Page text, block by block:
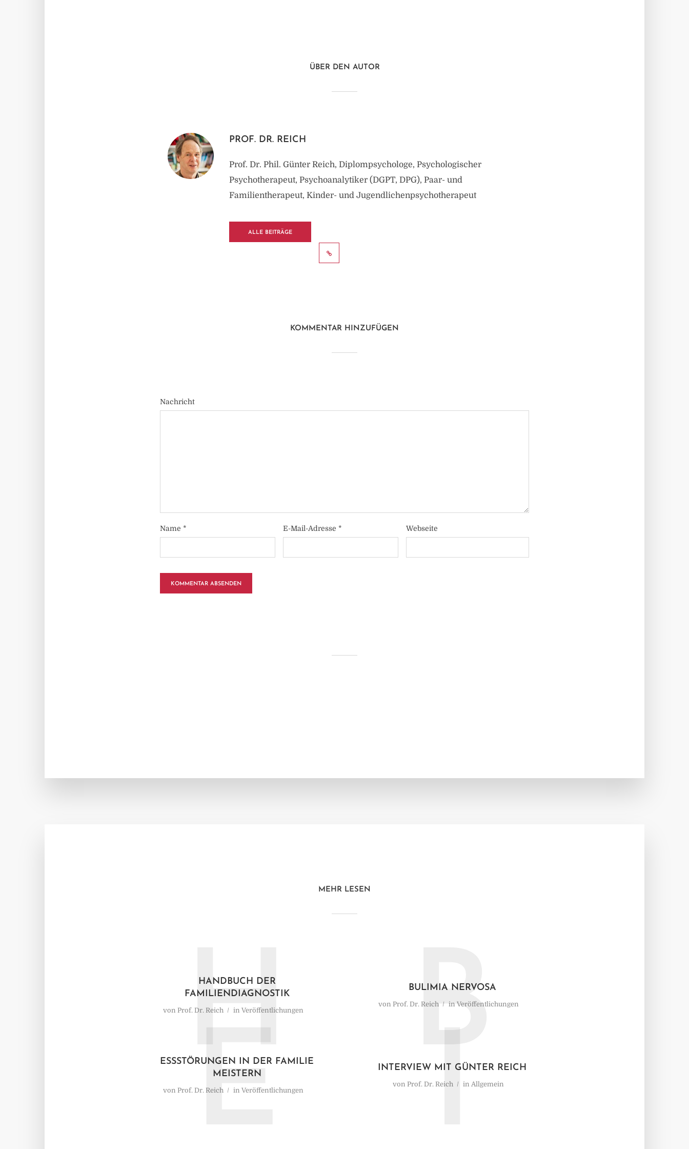
ÜBER DEN AUTOR
PROF. DR. REICH
Prof. Dr. Phil. Günter Reich, Diplompsychologe, Psychologischer
Psychotherapeut, Psychoanalytiker (DGPT, DPG), Paar- und
Familientherapeut, Kinder- und Jugendlichenpsychotherapeut
ALLE BEITRÄGE
KOMMENTAR HINZUFÜGEN
Nachricht
Name * E-Mail-Adresse * Webseite
MEHR LESEN
HANDBUCH DER
FAMILIENDIAGNOSTIK
von Prof. Dr. Reich in Veröffentlichungen
H BULIMIA NERVOSA
von Prof. Dr. Reich in Veröffentlichungen
B
ESSSTÖRUNGEN IN DER FAMILIE
MEISTERN
von Prof. Dr. Reich in Veröffentlichungen
E INTERVIEW MIT GÜNTER REICH
von Prof. Dr. Reich in Allgemein
I